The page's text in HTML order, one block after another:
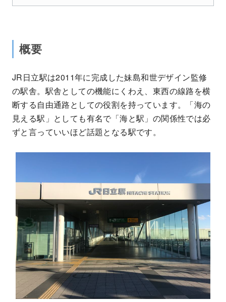
概要
JR日立駅は2011年に完成した妹島和世デザイン監修
の駅舎。駅舎としての機能にくわえ、東西の線路を横
断する自由通路としての役割を持っています。「海の
見える駅」としても有名で「海と駅」の関係性では必
ずと言っていいほど話題となる駅です。